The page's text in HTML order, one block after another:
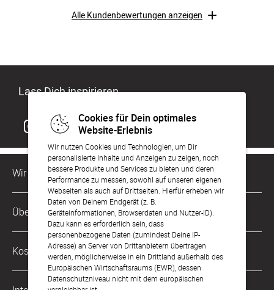
Cookies für Dein optimales
Website-Erlebnis
Wir nutzen Cookies und Technologien, um Dir
personalisierte Inhalte und Anzeigen zu zeigen, noch
bessere Produkte und Services zu bieten und deren
Performance zu messen, sowohl auf unseren eigenen
Webseiten als auch auf Drittseiten. Hierfür erheben wir
Daten von Deinem Endgerät (z. B.
Geräteinformationen, Browserdaten und Nutzer-ID).
Dazu kann es erforderlich sein, dass
personenbezogene Daten (zumindest Deine IP-
Adresse) an Server von Drittanbietern übertragen
werden, möglicherweise in ein Drittland außerhalb des
Europäischen Wirtschaftsraums (EWR), dessen
Datenschutzniveau nicht mit dem europäischen
Alle Kundenbewertungen anzeigen
Lass Dich inspirieren
Wir sind für Dich da
Kundenservice-Hotline
0049 221 956 725 10
Mo. - Fr. von 9 bis 17 Uhr
kontakt@sendmoments.ch
Über Uns
Philosophie
Karriere
Impressum
Kostenlose Services
Musterkarten